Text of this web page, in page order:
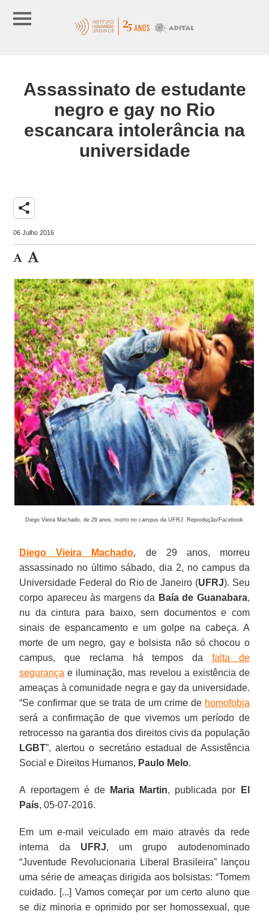
Assassinato de estudante
negro e gay no Rio
escancara intolerância na
universidade
share
06 Julho 2016
Diego Vieira Machado, de 29 anos, morto no campus da UFRJ. Reprodução/Facebook
Diego Vieira Machado, de 29 anos, morreu
assassinado no último sábado, dia 2, no campus da
Universidade Federal do Rio de Janeiro (UFRJ). Seu
corpo apareceu às margens da Baía de Guanabara,
nu da cintura para baixo, sem documentos e com
sinais de espancamento e um golpe na cabeça. A
morte de um negro, gay e bolsista não só chocou o
campus, que reclama há tempos da falta de
segurança e iluminação, mas revelou a existência de
ameaças à comunidade negra e gay da universidade.
“Se confirmar que se trata de um crime de homofobia
será a confirmação de que vivemos um período de
retrocesso na garantia dos direitos civis da população
LGBT”, alertou o secretário estadual de Assistência
Social e Direitos Humanos, Paulo Melo.
A reportagem é de Maria Martin, publicada por
El
País, 05-07-2016.
Em um e-mail veiculado em maio através da rede
interna da UFRJ, um grupo autodenominado
“Juventude Revolucionaria Liberal Brasileira” lançou
uma série de ameaças dirigida aos bolsistas: “Tomem
cuidado. [...] Vamos começar por um certo aluno que
se diz minoria e oprimido por ser homossexual, que